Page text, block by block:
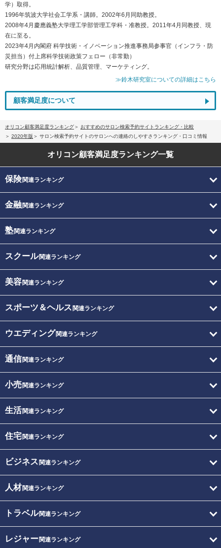
学）取得。
1996年筑波大学社会工学系・講師。2002年6月同助教授。
2008年4月慶應義塾大学理工学部管理工学科・准教授。2011年4月同教授、現
在に至る。
2023年4月内閣府 科学技術・イノベーション推進事務局参事官（インフラ・防
災担当）付上席科学技術政策フェロー（非常勤）
研究分野は応用統計解析、品質管理、マーケティング。
≫鈴木研究室についての詳細はこちら
顧客満足度について
オリコン顧客満足度ランキング
おすすめのサロン検索予約サイトランキング・比較
2020年版
サロン検索予約サイトのサロンへの連絡のしやすさランキング・口コミ情報
オリコン顧客満足度ランキング一覧
保険関連ランキング
金融関連ランキング
塾関連ランキング
スクール関連ランキング
美容関連ランキング
スポーツ＆ヘルス 関連ランキング
ウエディング関連ランキング
通信関連ランキング
小売関連ランキング
生活関連ランキング
住宅関連ランキング
ビジネス 関連ランキング
人材関連ランキング
トラベル関連ランキング
レジャー関連ランキング